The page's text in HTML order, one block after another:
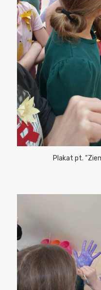
Plakat pt.